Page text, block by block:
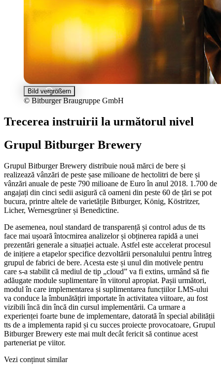
Bild vergrößern
© Bitburger Braugruppe GmbH
Trecerea instruirii la următorul nivel
Grupul Bitburger Brewery
Grupul Bitburger Brewery distribuie nouă mărci de bere și
realizează vânzări de peste șase milioane de hectolitri de bere și
vânzări anuale de peste 790 milioane de Euro în anul 2018. 1.700 de
angajați din cinci sedii asigură că oameni din peste 60 de țări se pot
bucura, printre altele de varietățile Bitburger, König, Köstritzer,
Licher, Wernesgrüner și Benedictine.
De asemenea, noul standard de transparență și control adus de tts
face mai ușoară întocmirea analizelor și obținerea rapidă a unei
prezentări generale a situației actuale. Astfel este accelerat procesul
de inițiere a etapelor specifice dezvoltării personalului pentru întreg
grupul de fabrici de bere. Acesta este și unul din motivele pentru
care s-a stabilit că mediul de tip „cloud” va fi extins, urmând să fie
adăugate module suplimentare în viitorul apropiat. Pașii următori,
modul în care implementarea și suplimentarea funcțiilor LMS-ului
va conduce la îmbunătățiri importate în activitatea viitoare, au fost
vizibili încă din încă din cursul implementării. Ca urmare a
experienței foarte bune de implementare, datorată în special abilității
tts de a implementa rapid și cu succes proiecte provocatoare, Grupul
Bitburger Brewery este mai mult decât fericit să continue acest
parteneriat pe viitor.
Vezi conținut similar